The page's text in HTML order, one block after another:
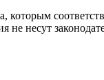
которым
не несут